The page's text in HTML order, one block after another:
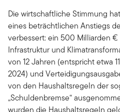
Die wirtschaftliche Stimmung
eines beträchtlichen Anstiegs
verbessert: ein 500 Milliarden
Infrastruktur und
von 12 Jahren (entspricht etwa
2024) und
von den Haushaltsregeln der
„Schuldenbremse“
wurden die Haushaltsregeln